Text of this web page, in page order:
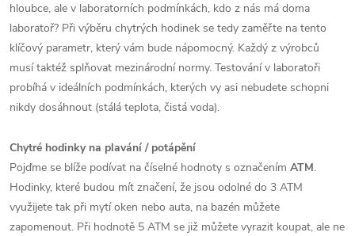
hloubce, ale v laboratorních podmínkách, kdo z nás má doma
laboratoř? Při výběru chytrých hodinek se tedy zaměřte na tento
klíčový parametr, který vám bude nápomocný. Každý z výrobců
musí taktéž splňovat mezinárodní normy. Testování v laboratoři
probíhá v ideálních podmínkách, kterých vy asi nebudete schopni
nikdy dosáhnout (stálá teplota, čistá voda).
Chytré hodinky na plavání / potápění
Pojďme se blíže podívat na číselné hodnoty s označením ATM.
Hodinky, které budou mít značení, že jsou odolné do 3 ATM
využijete tak při mytí oken nebo auta, na bazén můžete
zapomenout. Při hodnotě 5 ATM se již můžete vyrazit koupat, ale ne